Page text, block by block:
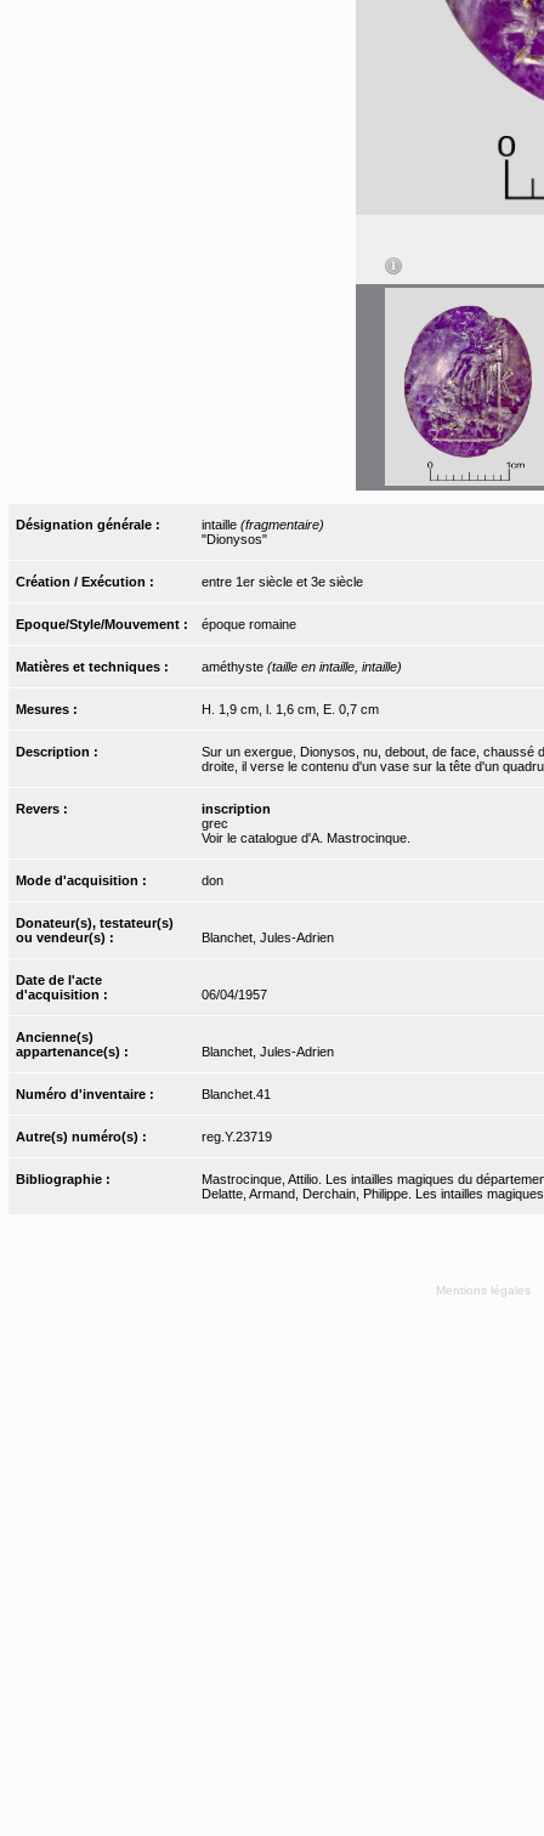
Désignation générale : intaille (fragmentaire)
"Dionysos"
Création / Exécution : entre 1er siècle et 3e siècle
Epoque/Style/Mouvement : époque romaine
Matières et techniques : améthyste (taille en intaille, intaille)
Mesures : H. 1,9 cm, l. 1,6 cm, E. 0,7 cm
Description :
Sur un exergue, Dionysos, nu, debout, de face, chaussé
droite, il verse le contenu d'un vase sur la tête d'un
Revers :
inscription
grec
Voir le catalogue d'A. Mastrocinque.
Mode d'acquisition : don
Donateur(s), testateur(s)
ou vendeur(s) :
Blanchet, Jules-Adrien
Date de l'acte
d'acquisition :
06/04/1957
Ancienne(s)
appartenance(s) :
Blanchet, Jules-Adrien
Numéro d'inventaire : Blanchet.41
Autre(s) numéro(s) : reg.Y.23719
Bibliographie :
Mastrocinque, Attilio. Les intailles magiques du
Delatte, Armand, Derchain, Philippe. Les intailles
Mentions légales